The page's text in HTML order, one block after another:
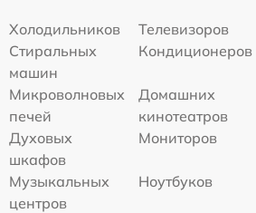
Холодильников
Телевизоров
Стиральных
машин
Кондиционеров
Микроволновых
печей
Домашних
кинотеатров
Духовых
шкафов
Мониторов
Музыкальных
центров
Ноутбуков